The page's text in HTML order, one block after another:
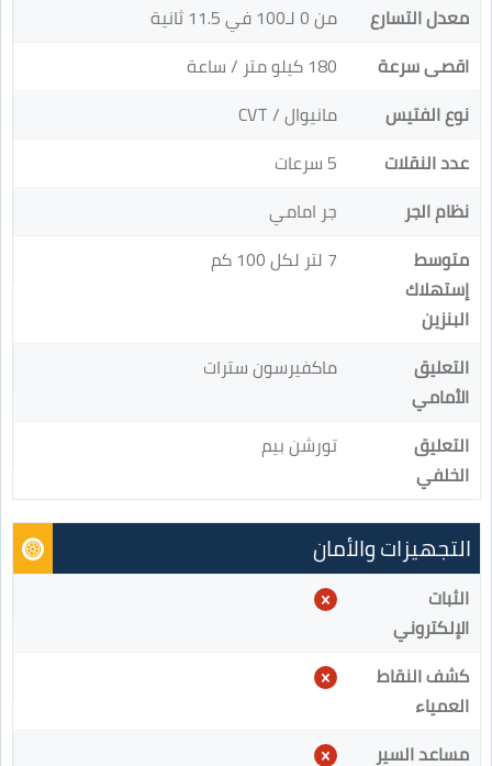
معدل التسارع
من 0 لـ100 في 11.5 ثانية
اقصى سرعة
180 كيلو متر / ساعة
نوع الفتيس
مانيوال / CVT
عدد النقلات
5 سرعات
نظام الجر
جر امامي
متوسط
إستهلاك
البنزين
7 لتر لكل 100 كم
التعليق
الأمامي
ماكفيرسون سترات
التعليق
الخلفي
تورشن بيم
التجهيزات والأمان
الثبات
الإلكتروني
كشف النقاط
العمياء
مساعد السير